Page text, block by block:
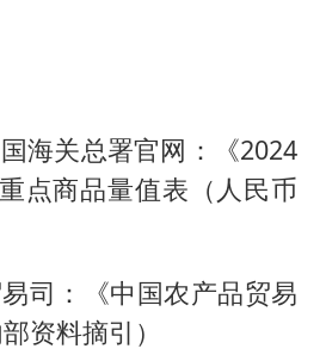
海关总署官网：《2024
点商品量值表（人民币
司：《中国农产品贸易
资料摘引）